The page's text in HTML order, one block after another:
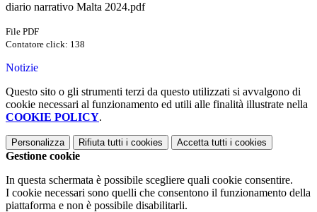
diario narrativo Malta 2024.pdf
File PDF
Contatore click: 138
Notizie
Questo sito o gli strumenti terzi da questo utilizzati si avvalgono di
cookie necessari al funzionamento ed utili alle finalità illustrate nella
COOKIE POLICY.
Personalizza Rifiuta tutti i cookies Accetta tutti i cookies
Gestione cookie
In questa schermata è possibile scegliere quali cookie consentire.
I cookie necessari sono quelli che consentono il funzionamento della
piattaforma e non è possibile disabilitarli.